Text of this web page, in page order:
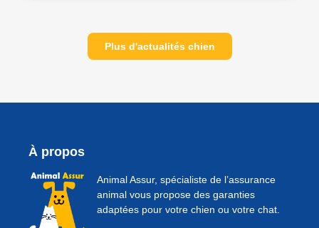
Plus d'actualités chien
À propos
Animal Assur, spécialiste de l’assurance
animal vous propose des garanties
adaptées pour votre chien ou votre chat.